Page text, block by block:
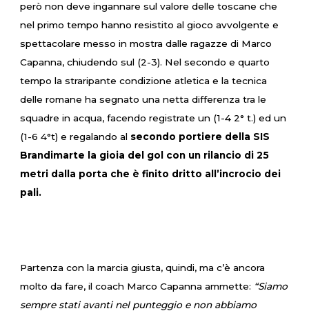
però non deve ingannare sul valore delle toscane che
nel primo tempo hanno resistito al gioco avvolgente e
spettacolare messo in mostra dalle ragazze di Marco
Capanna, chiudendo sul (2-3). Nel secondo e quarto
tempo la straripante condizione atletica e la tecnica
delle romane ha segnato una netta differenza tra le
squadre in acqua, facendo registrate un (1-4 2° t.) ed un
(1-6 4°t) e regalando al secondo portiere della SIS
Brandimarte la gioia del gol con un rilancio di 25
metri dalla porta che è finito dritto all’incrocio dei
pali.
Partenza con la marcia giusta, quindi, ma c’è ancora
molto da fare, il coach Marco Capanna ammette: “Siamo
sempre stati avanti nel punteggio e non abbiamo